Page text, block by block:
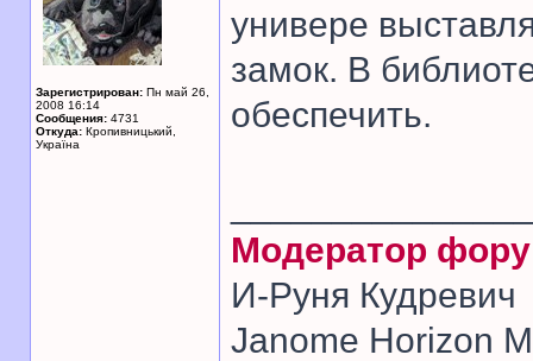
Зарегистрирован: Пн май 26,
2008 16:14
Сообщения: 4731
Откуда: Кропивницький,
Україна
универе
замок. В
обеспечить.
Модератор
И-Руня Кудревич
Janome Horizon